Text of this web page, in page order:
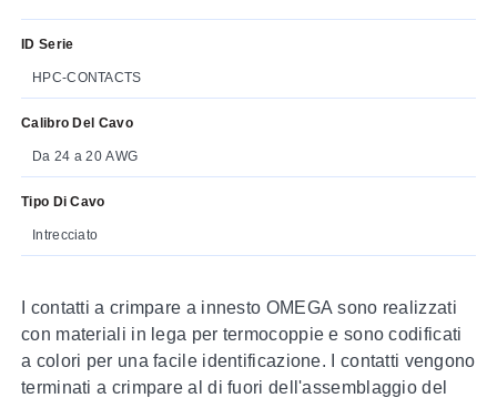
ID Serie
HPC-CONTACTS
Calibro Del Cavo
Da 24 a 20 AWG
Tipo Di Cavo
Intrecciato
I contatti a crimpare a innesto OMEGA sono realizzati
con materiali in lega per termocoppie e sono codificati
a colori per una facile identificazione. I contatti vengono
terminati a crimpare al di fuori dell'assemblaggio del